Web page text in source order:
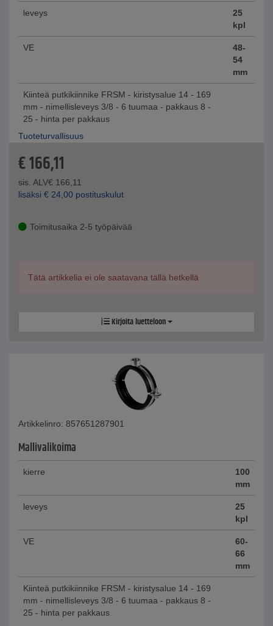
leveys
25
kpl
VE
48-
54
mm
Kiinteä putkikiinnike FRSM - kiristysalue 14 - 169
mm - nimellisleveys 3/8 - 6 tuumaa - pakkaus 8 -
25 - hinta per pakkaus
Tuoteturvallisuus
€166,11
sis. ALV€ 166,11
lisäksi € 24,00 postituskulut
Toimitusaika 2-5 työpäivää
Tätä artikkelia ei ole saatavana tällä hetkellä
Kirjoita luetteloon
Artikkelinro: 857651287901
Mallivalikoima
kierre
100
mm
leveys
25
kpl
VE
60-
66
mm
Kiinteä putkikiinnike FRSM - kiristysalue 14 - 169
mm - nimellisleveys 3/8 - 6 tuumaa - pakkaus 8 -
25 - hinta per pakkaus